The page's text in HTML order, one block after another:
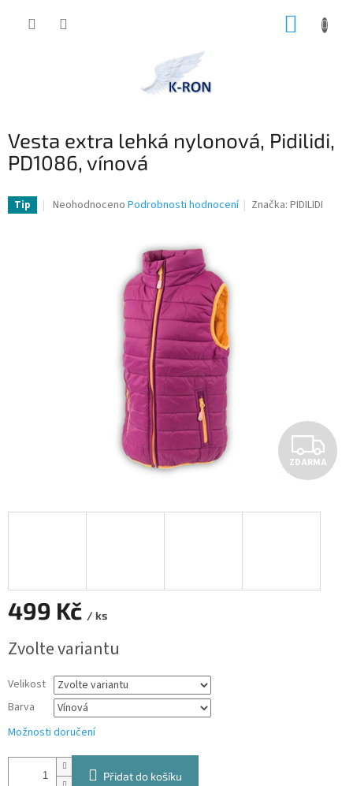
Vesta extra lehká nylonová, Pidilidi,
PD1086, vínová
Tip
Průměrné
Neohodnoceno Podrobnosti hodnocení Značka:PIDILIDI
Z
D
ZDARMA
499 Kč / ks
cena:
Zvolte variantu
Velikost
Barva
Možnosti doručení
Přidat do košíku